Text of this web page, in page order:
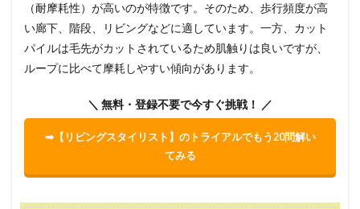
（耐摩耗性）が高いのが特徴です。そのため、歩行頻度が高
い廊下、階段、リビングなどに適しています。一方、カット
パイルは毛先がカットされているため肌触りは良いですが、
ループに比べて摩耗しやすい傾向があります。
＼ 無料・登録不要で今すぐ挑戦！ ／
➡【リビングスタイリスト】のトライアルでもう20問解い
てみる